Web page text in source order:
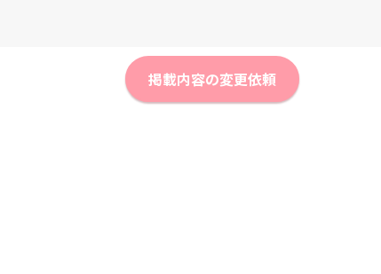
掲載内容の変更依頼